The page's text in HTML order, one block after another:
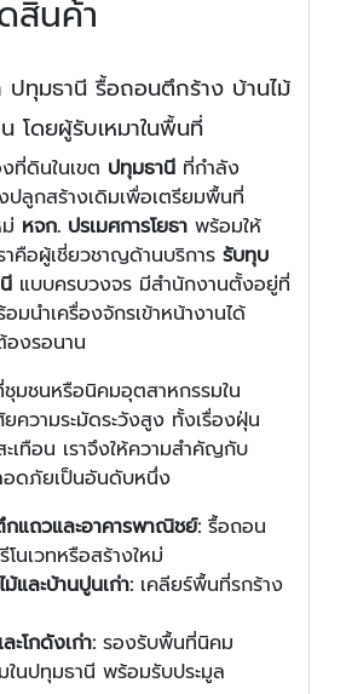
สินค้า
ปทุมธานี รื้อถอนตึกร้าง บ้านไม้
โดยผู้รับเหมาในพื้นที่
ที่ดินในเขต ปทุมธานี ที่กำลัง
ลูกสร้างเดิมเพื่อเตรียมพื้นที่
หจก. ปรเมศการโยธา พร้อมให้
คือผู้เชี่ยวชาญด้านบริการ รับทุบ
แบบครบวงจร มีสำนักงานตั้งอยู่ที่
มนำเครื่องจักรเข้าหน้างานได้
องรอนาน
มชนหรือนิคมอุตสาหกรรมใน
ความระมัดระวังสูง ทั้งเรื่องฝุ่น
เทือน เราจึงให้ความสำคัญกับ
อดภัยเป็นอันดับหนึ่ง
กแถวและอาคารพาณิชย์: รื้อถอน
โนเวทหรือสร้างใหม่
และบ้านปูนเก่า: เคลียร์พื้นที่รกร้าง
ะโกดังเก่า: รองรับพื้นที่นิคม
ในปทุมธานี พร้อมรับประมูล